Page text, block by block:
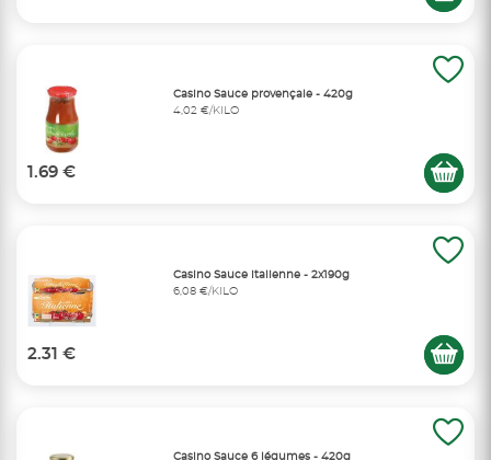
Casino Sauce provençale - 420g
4,02 €/KILO
1.69 €
Casino Sauce italienne - 2x190g
6,08 €/KILO
2.31 €
Casino Sauce 6 légumes - 420g